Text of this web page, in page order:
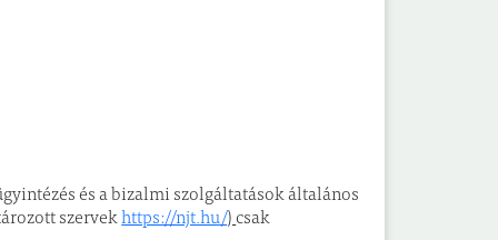
és a bizalmi szolgáltatások általános
szervekhttps://njt.hu/) csak